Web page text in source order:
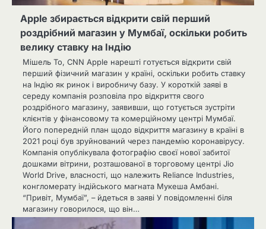
Apple збирається відкрити свій перший
роздрібний магазин у Мумбаї, оскільки робить
велику ставку на Індію
Мішель То, CNN Apple нарешті готується відкрити свій
перший фізичний магазин у країні, оскільки робить ставку
на Індію як ринок і виробничу базу. У короткій заяві в
середу компанія розповіла про відкриття свого
роздрібного магазину, заявивши, що готується зустріти
клієнтів у фінансовому та комерційному центрі Мумбаї.
Його попередній план щодо відкриття магазину в країні в
2021 році був зруйнований через пандемію коронавірусу.
Компанія опублікувала фотографію своєї нової забитої
дошками вітрини, розташованої в торговому центрі Jio
World Drive, власності, що належить Reliance Industries,
конгломерату індійського магната Мукеша Амбані.
“Привіт, Мумбаї”, – йдеться в заяві У повідомленні біля
магазину говорилося, що він…